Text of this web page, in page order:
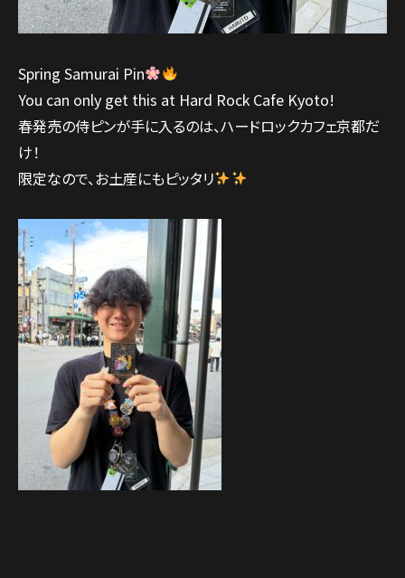
Spring Samurai Pin
You can only get this at Hard Rock Cafe Kyoto!
春発売の侍ピンが手に入るのは、ハードロックカフェ京都だ
け！
限定なので、お土産にもピッタリ